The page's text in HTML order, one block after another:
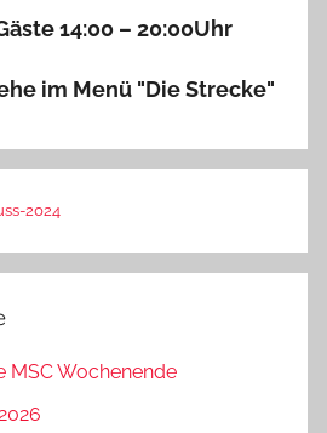
14:00 – 20:00Uhr
im Menü "Die Strecke"
2024
MSC Wochenende